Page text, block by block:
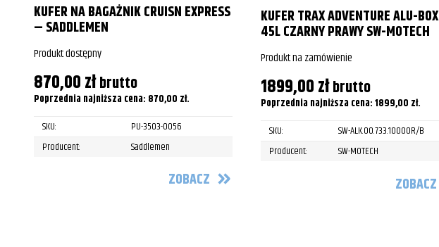
KUFER NA BAGAŻNIK CRUISN EXPRESS
– SADDLEMEN
Produkt dostępny
870,00złbrutto
Poprzednia najniższa cena: 870,00 zł.
SKU:
PU-3503-0056
Producent:
Saddlemen
ZOBACZ
KUFER TRAX ADVENTURE ALU-BOX
45L CZARNY PRAWY SW-MOTECH
Produkt na zamówienie
1899,00złbrutto
Poprzednia najniższa cena:1899,00 zł.
SKU:
SW-ALK.00.733.10000R/B
Producent:
SW-MOTECH
ZOBACZ